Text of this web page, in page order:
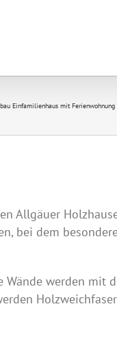
Einfamilienhaus mit
Allgäuer
bei dem
Wände werden mit